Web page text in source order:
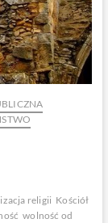
religii Kościół
wolność od